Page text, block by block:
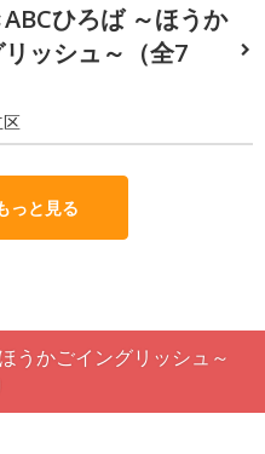
ひろば ～ほうか
ッシュ～（全7
っと見る
うかごイングリッシュ～